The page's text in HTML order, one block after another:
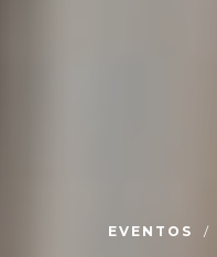
EVENTOS